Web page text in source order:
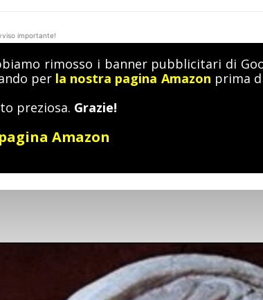
MediterraneoAntico
importante!
rimosso i banner pubblicitari di
per la nostra pagina Amazon prima
preziosa. Grazie!
Amazon